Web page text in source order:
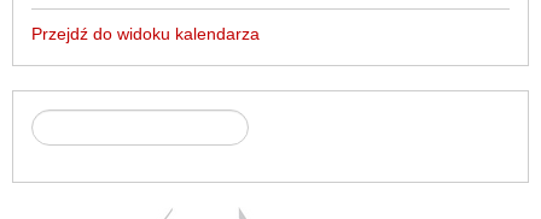
Przejdź do widoku kalendarza